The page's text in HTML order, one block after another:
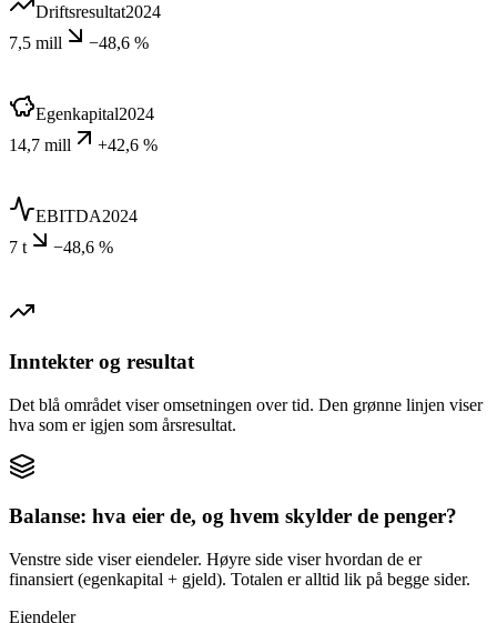
Driftsresultat2024
7,5 mill
−48,6 %
Egenkapital2024
14,7 mill
+42,6 %
EBITDA2024
7 t
−48,6 %
Inntekter og resultat
Det blå området viser omsetningen over tid. Den grønne linjen viser
hva som er igjen som årsresultat.
Balanse: hva eier de, og hvem skylder de penger?
Venstre side viser eiendeler. Høyre side viser hvordan de er
finansiert (egenkapital + gjeld). Totalen er alltid lik på begge sider.
Eiendeler